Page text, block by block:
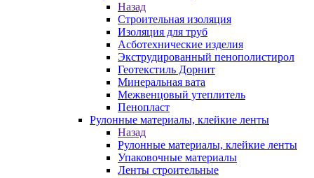
Назад
Строительная изоляция
Изоляция для труб
Асботехнические изделия
Экструдированный пенополистирол
Геотекстиль Дорнит
Минеральная вата
Межвенцовый утеплитель
Пенопласт
Рулонные материалы, клейкие ленты
Назад
Рулонные материалы, клейкие ленты
Упаковочные материалы
Ленты строительные